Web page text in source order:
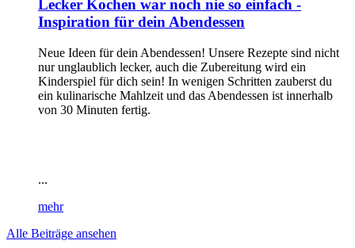
Lecker Kochen war noch nie so einfach -
Inspiration für dein Abendessen
Neue Ideen für dein Abendessen! Unsere Rezepte sind nicht
nur unglaublich lecker, auch die Zubereitung wird ein
Kinderspiel für dich sein! In wenigen Schritten zauberst du
ein kulinarische Mahlzeit und das Abendessen ist innerhalb
von 30 Minuten fertig.
...
mehr
Alle Beiträge ansehen